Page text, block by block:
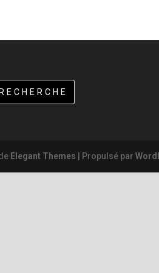
Elegant Themes | Propulsé par